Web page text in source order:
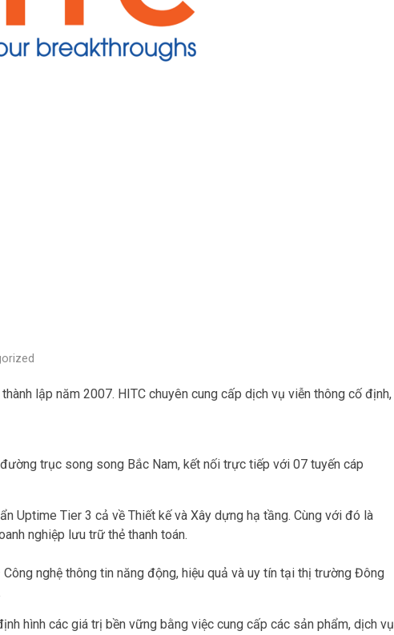
lập năm 2007. HITC chuyên cung cấp dịch vụ viễn thông cố định,
trục song song Bắc Nam, kết nối trực tiếp với 07 tuyến cáp
Uptime Tier 3 cả về Thiết kế và Xây dựng hạ tầng. Cùng với đó là
nghiệp lưu trữ thẻ thanh toán.
nghệ thông tin năng động, hiệu quả và uy tín tại thị trường Đông
hình các giá trị bền vững bằng việc cung cấp các sản phẩm, dịch vụ